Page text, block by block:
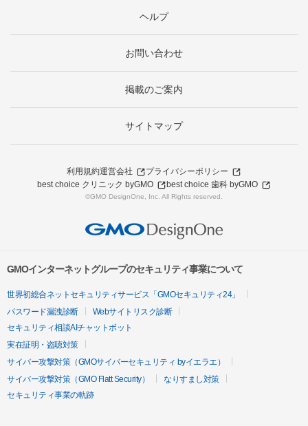
ヘルプ
お問い合わせ
掲載のご案内
サイトマップ
利用規約運営会社
プライバシーポリシー
best choice クリニック byGMO
best choice 歯科 byGMO
©GMO DesignOne, Inc. All Rights reserved.
GMOインターネットグループのセキュリティ事業について
世界初総合ネットセキュリティサービス「GMOセキュリティ24」
パスワード漏洩診断
Webサイトリスク診断
セキュリティ相談AIチャットボット
実在証明・盗聴対策
サイバー攻撃対策（GMOサイバーセキュリティ byイエラエ）
サイバー攻撃対策（GMO Flatt Security）
なりすまし対策
セキュリティ事業の軌跡